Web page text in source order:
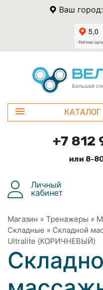
Ваш
Большой
КАТАЛОГ
+7
или 8-
Личный
кабинет
Магазин » Тренажеры »
Складные » Складной
Ultralite (КОРИЧНЕВЫЙ)